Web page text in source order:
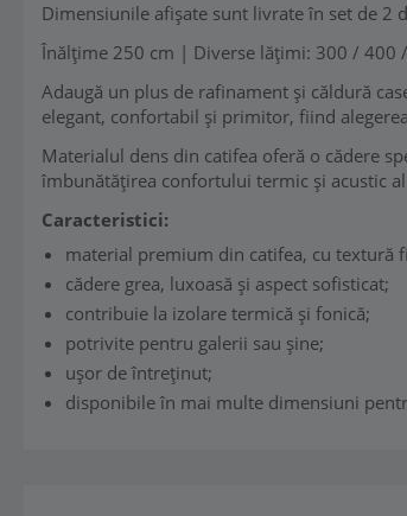
Dimensiunile afișate sunt livrate în set de 2
Înălțime 250 cm | Diverse lățimi: 300 / 400
Adaugă un plus de rafinament și căldură
elegant, confortabil și primitor, fiind
Materialul dens din catifea oferă o cădere
îmbunătățirea confortului termic și acustic
Caracteristici:
material premium din catifea, cu textură
cădere grea, luxoasă și aspect sofisticat;
contribuie la izolare termică și fonică;
potrivite pentru galerii sau șine;
ușor de întreținut;
disponibile în mai multe dimensiuni